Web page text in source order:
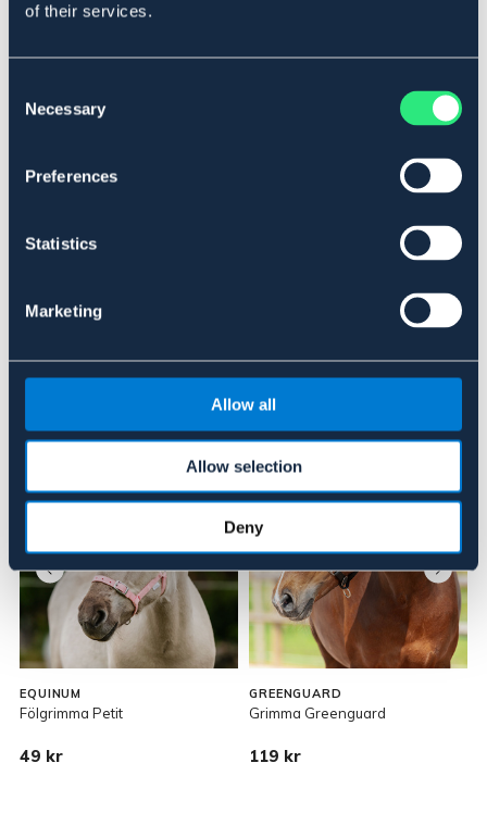
of their services.
Selection
Necessary
Preferences
Statistics
Marketing
Allow all
Allow selection
Deny
grimskaft i.
Recensioner
Om varumärket
Liknande produkter
EQUINUM
Fölgrimma Petit
49 kr
GREENGUARD
Grimma Greenguard
119 kr